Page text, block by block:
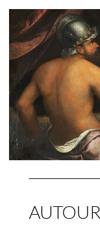
Lumières
Hervé Gary
Victoire Bunel
Ottone
William Shelton
Seneca
Adrien Mathonat
La Nourrice d’Ottavia
Juan Sancho
Emiliano